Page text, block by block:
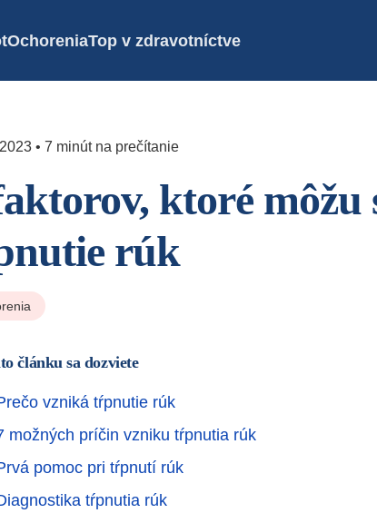
OchoreniaTop v zdravotníctve
• 7 minút na prečítanie
ktoré môžu
rúk
článku sa dozviete
vzniká tŕpnutie rúk
možných príčin vzniku tŕpnutia rúk
pomoc pri tŕpnutí rúk
tŕpnutia rúk